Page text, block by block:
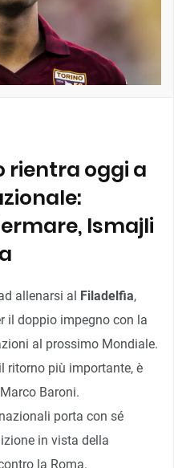
rientra oggi a
Ismajli
allenarsi al Filadelfia,
il doppio impegno con la
al prossimo Mondiale.
ritorno più importante, è
Baroni.
porta con sé
in vista della
la Roma.